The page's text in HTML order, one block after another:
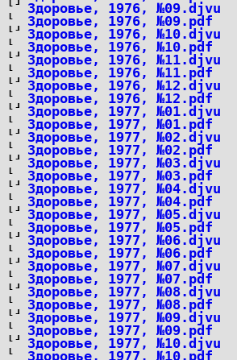
Здоровье, 1976, №09.djvu
Здоровье, 1976, №09.pdf
Здоровье, 1976, №10.djvu
Здоровье, 1976, №10.pdf
Здоровье, 1976, №11.djvu
Здоровье, 1976, №11.pdf
Здоровье, 1976, №12.djvu
Здоровье, 1976, №12.pdf
Здоровье, 1977, №01.djvu
Здоровье, 1977, №01.pdf
Здоровье, 1977, №02.djvu
Здоровье, 1977, №02.pdf
Здоровье, 1977, №03.djvu
Здоровье, 1977, №03.pdf
Здоровье, 1977, №04.djvu
Здоровье, 1977, №04.pdf
Здоровье, 1977, №05.djvu
Здоровье, 1977, №05.pdf
Здоровье, 1977, №06.djvu
Здоровье, 1977, №06.pdf
Здоровье, 1977, №07.djvu
Здоровье, 1977, №07.pdf
Здоровье, 1977, №08.djvu
Здоровье, 1977, №08.pdf
Здоровье, 1977, №09.djvu
Здоровье, 1977, №09.pdf
Здоровье, 1977, №10.djvu
Здоровье, 1977, №10.pdf